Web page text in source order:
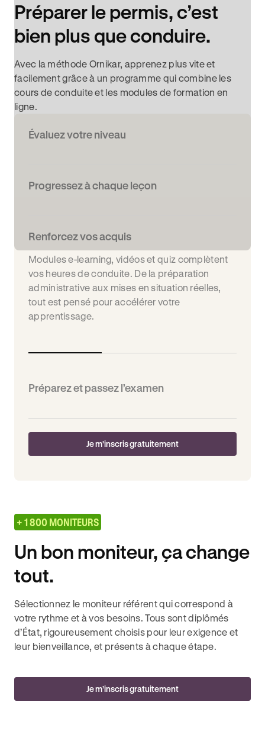
Préparer le permis, c’est
bien plus que conduire.
Avec la méthode Ornikar, apprenez plus vite et
facilement grâce à un programme qui combine les
cours de conduite et les modules de formation en
ligne.
Évaluez votre niveau
Progressez à chaque leçon
Renforcez vos acquis
Modules e-learning, vidéos et quiz complètent
vos heures de conduite. De la préparation
administrative aux mises en situation réelles,
tout est pensé pour accélérer votre
apprentissage.
Préparez et passez l’examen
Je m'inscris gratuitement
+ 1 800 MONITEURS
Un bon moniteur, ça change
tout.
Sélectionnez le moniteur référent qui correspond à
votre rythme et à vos besoins. Tous sont diplômés
d’État, rigoureusement choisis pour leur exigence et
leur bienveillance, et présents à chaque étape.
Je m’inscris gratuitement